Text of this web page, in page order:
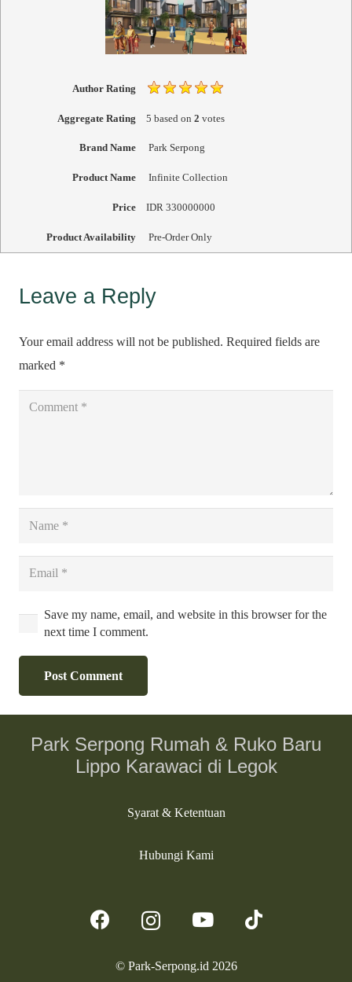
Author Rating
Aggregate Rating 5 based on 2 votes
Brand Name Park Serpong
Product Name Infinite Collection
Price IDR330000000
Product Availability Pre-Order Only
Leave a Reply
Your email address will not be published. Required fields are
marked *
Save my name, email, and website in this browser for the
next time I comment.
Post Comment
Park Serpong Rumah & Ruko Baru
Lippo Karawaci di Legok
Syarat & Ketentuan
Hubungi Kami
© Park-Serpong.id 2026